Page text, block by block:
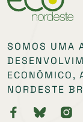
SOMOS UMA
ECONÔMICO,
NORDESTE